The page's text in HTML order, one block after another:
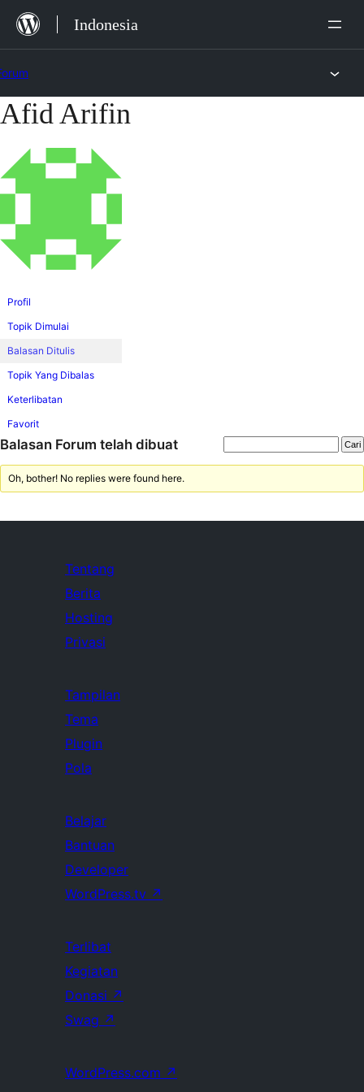
Lewat
Indonesia
Lewati
konten
Afid Arifin
Profil
Topik Dimulai
Balasan Ditulis
Topik Yang Dibalas
Keterlibatan
Favorit
Balasan Forum telah dibuat
Oh, bother! No replies were found here.
Tentang
Berita
Hosting
Privasi
Tampilan
Tema
Plugin
Pola
Belajar
Bantuan
Developer
WordPress.tv ↗
Terlibat
Kegiatan
Donasi ↗
Swag ↗
WordPress.com ↗